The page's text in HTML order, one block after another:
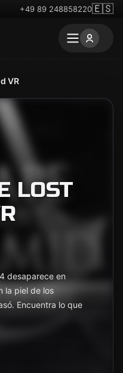
+49 89 248858220🇪🇸
VR
LOST
desaparece en
la piel de los
Encuentra lo que